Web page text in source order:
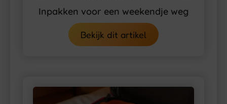
Inpakken voor een weekendje weg
Bekijk dit artikel